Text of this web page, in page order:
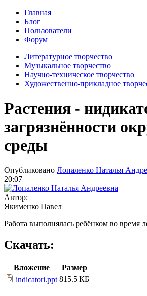
Главная
Блог
Пользователи
Форум
Литературное творчество
Музыкальное творчество
Научно-техническое творчество
Художественно-прикладное
Растения -
загрязнённости
среды
Опубликовано Лопаленко Наталья
20:07
Автор:
Якименко Павел
Работа выполнялась ребёнком во время
Скачать:
Вложение
Размер
indicatori.ppt 815.5 КБ